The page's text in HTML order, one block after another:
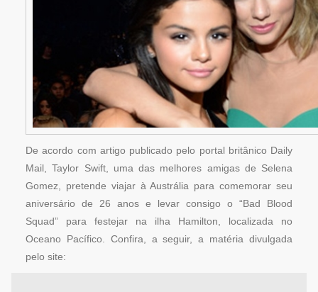
De acordo com artigo publicado pelo portal britânico Daily
Mail, Taylor Swift, uma das melhores amigas de Selena
Gomez, pretende viajar à Austrália para comemorar seu
aniversário de 26 anos e levar consigo o “Bad Blood
Squad” para festejar na ilha Hamilton, localizada no
Oceano Pacífico. Confira, a seguir, a matéria divulgada
pelo site: